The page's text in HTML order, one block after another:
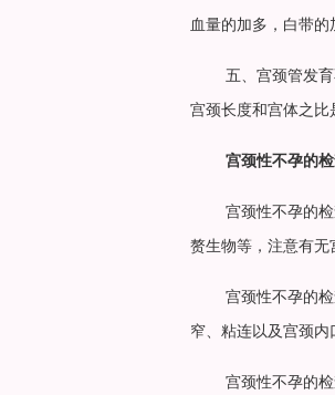
血量的加多，白带的
五、宫颈管发
宫颈长度和宫体之比
宫颈性不孕的
宫颈性不孕的
赘生物等，注意有无
宫颈性不孕的
窄、粘连以及宫颈内
宫颈性不孕的